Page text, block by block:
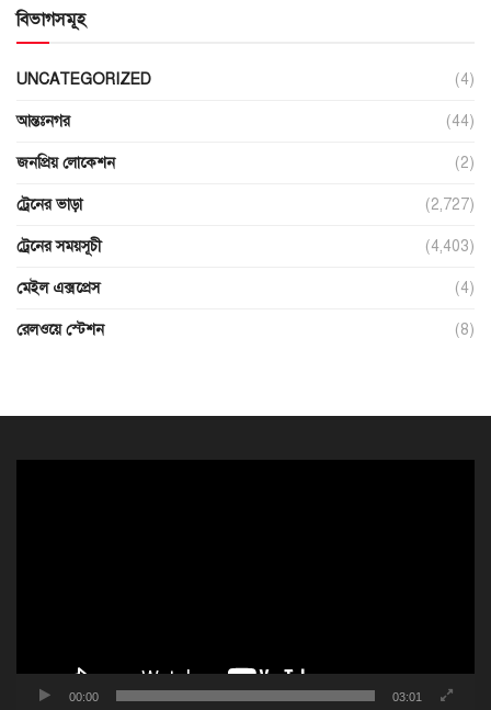
বিভাগসমূহ
UNCATEGORIZED (4)
আন্তঃনগর (44)
জনপ্রিয় লোকেশন (2)
ট্রেনের ভাড়া (2,727)
ট্রেনের সময়সূচী (4,403)
মেইল এক্সপ্রেস (4)
রেলওয়ে স্টেশন (8)
00:00 03:01